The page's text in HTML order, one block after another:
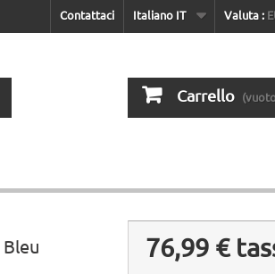
Valuta :
Italiano IT
Contattaci
Carrello
76,99 €